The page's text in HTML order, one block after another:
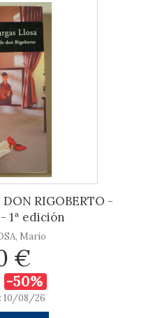
RIGOBERTO -
1ª edición
Mario
€
-50%
10/08/26